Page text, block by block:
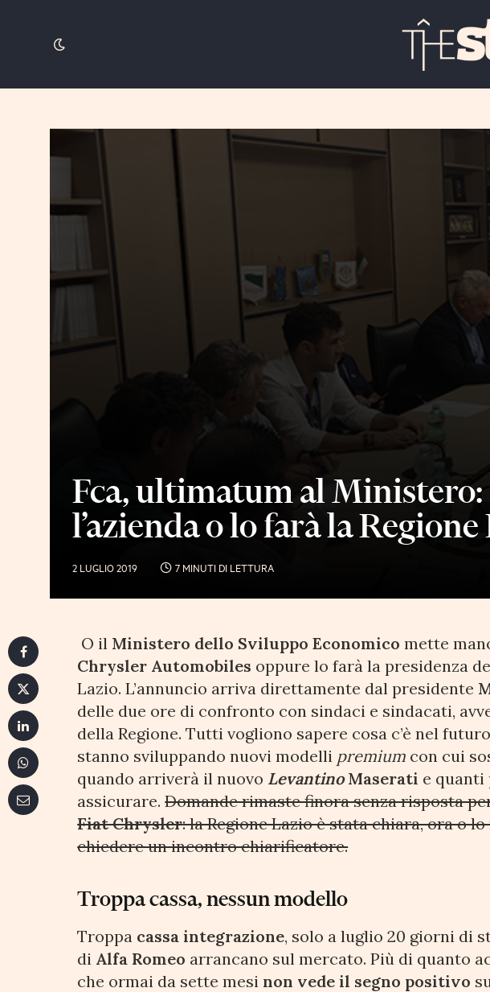
Fca, ultimatum al Ministero:
l’azienda o lo farà la Regione
2 LUGLIO 2019 7 MINUTI DI LETTURA
O il Ministero dello Sviluppo Economico mette
Chrysler Automobiles oppure lo farà la presidenza
Lazio. L’annuncio arriva direttamente dal presidente
delle due ore di confronto con sindaci e sindacati,
della Regione. Tutti vogliono sapere cosa c’è nel
stanno sviluppando nuovi modelli premium con cui
quando arriverà il nuovo LevantinoMaserati e quanti
assicurare.Domande rimaste finora senza risposta
Fiat Chrysler: la Regione Lazio è stata chiara, ora o
chiedere un incontro chiarificatore.
Troppa cassa, nessun modello
Troppa cassa integrazione, solo a luglio 20 giorni di
di Alfa Romeo arrancano sul mercato. Più di quanto
che ormai da sette mesi non vede il segno positivo